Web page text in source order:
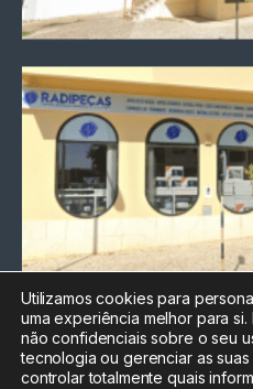
Chamada
Utilizamos cookies para
uma experiência melhor para
não confidenciais sobre o seu
tecnologia ou gerenciar as suas
controlar totalmente quais